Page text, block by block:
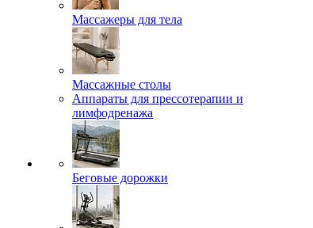
Массажеры для тела
Массажные столы
Аппараты для прессотерапии и
лимфодренажа
Беговые дорожки